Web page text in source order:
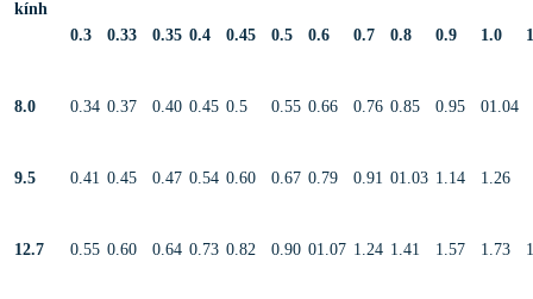
kính
0.3 0.33 0.35 0.4 0.45 0.5 0.6 0.7 0.8 0.9 1.0
8.0 0.34 0.37 0.40 0.45 0.5 0.55 0.66 0.76 0.85 0.95 01.04
9.5 0.41 0.45 0.47 0.54 0.60 0.67 0.79 0.91 01.03 1.14 1.26
12.7 0.55 0.60 0.64 0.73 0.82 0.90 01.07 1.24 1.41 1.57 1.73